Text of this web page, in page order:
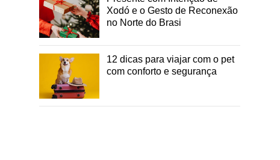
Xodó e o Gesto de Reconexão
no Norte do Brasi
12 dicas para viajar com o pet
com conforto e segurança